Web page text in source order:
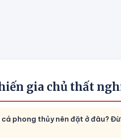
gia chủ thất
phong thủy nên đặt ở đâu?